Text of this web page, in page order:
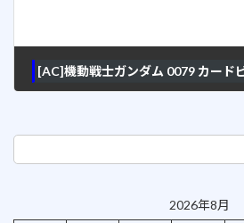
[AC]機動戦士ガンダム 0079 カード
2026年8月